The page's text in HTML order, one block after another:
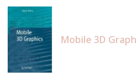
Mobile 3D